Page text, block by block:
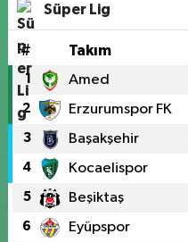
Süper Lig
# Takım
1 Amed
2 Erzurumspor FK
3 Başakşehir
4 Kocaelispor
5 Beşiktaş
6 Eyüpspor